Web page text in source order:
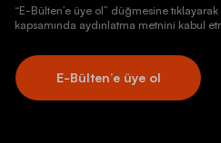
“E-Bülten’e üye ol” düğmesine
kapsamında aydınlatma metnini kabul
E-Bülten’e üye ol